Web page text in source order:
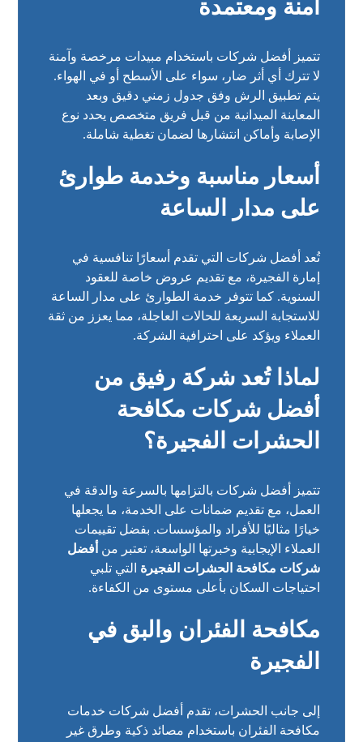
آمنة ومعتمدة
تتميز أفضل شركات باستخدام مبيدات مرخصة وآمنة
لا تترك أي أثر ضار، سواء على الأسطح أو في الهواء.
يتم تطبيق الرش وفق جدول زمني دقيق وبعد
المعاينة الميدانية من قبل فريق متخصص يحدد نوع
الإصابة وأماكن انتشارها لضمان تغطية شاملة.
أسعار مناسبة وخدمة طوارئ
على مدار الساعة
تُعد أفضل شركات التي تقدم أسعارًا تنافسية في
إمارة الفجيرة، مع تقديم عروض خاصة للعقود
السنوية. كما تتوفر خدمة الطوارئ على مدار الساعة
للاستجابة السريعة للحالات العاجلة، مما يعزز من ثقة
العملاء ويؤكد على احترافية الشركة.
لماذا تُعد شركة رفيق من
أفضل شركات مكافحة
الحشرات الفجيرة؟
تتميز أفضل شركات بالتزامها بالسرعة والدقة في
العمل، مع تقديم ضمانات على الخدمة، ما يجعلها
خيارًا مثاليًا للأفراد والمؤسسات. بفضل تقييمات
العملاء الإيجابية وخبرتها الواسعة، تعتبر من أفضل
شركات مكافحة الحشرات الفجيرة التي تلبي
احتياجات السكان بأعلى مستوى من الكفاءة.
مكافحة الفئران والبق في
الفجيرة
إلى جانب الحشرات، تقدم أفضل شركات خدمات
مكافحة الفئران باستخدام مصائد ذكية وطرق غير